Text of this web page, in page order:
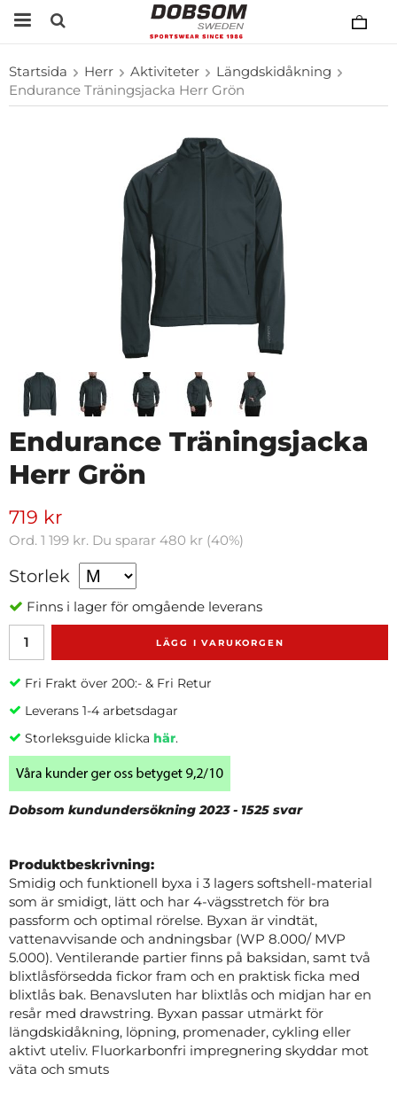
Startsida Herr Aktiviteter
Längdskidåkning
Endurance Träningsjacka Herr Grön
Endurance Träningsjacka
Herr Grön
719 kr
Ord. 1 199 kr. Du sparar 480 kr (40%)
Storlek
Finns i lager för omgående leverans
LÄGG I VARUKORGEN
Fri Frakt över 200:- & Fri Retur
Leverans 1-4 arbetsdagar
Storleksguide klicka här.
Dobsom kundundersökning 2023 - 1525 svar
Produktbeskrivning:
Smidig och funktionell byxa i 3 lagers softshell-material
som är smidigt, lätt och har 4-vägsstretch för bra
passform och optimal rörelse. Byxan är vindtät,
vattenavvisande och andningsbar (WP 8.000/ MVP
5.000). Ventilerande partier finns på baksidan, samt två
blixtlåsförsedda fickor fram och en praktisk ficka med
blixtlås bak. Benavsluten har blixtlås och midjan har en
resår med drawstring. Byxan passar utmärkt för
längdskidåkning, löpning, promenader, cykling eller
aktivt uteliv. Fluorkarbonfri impregnering skyddar mot
väta och smuts